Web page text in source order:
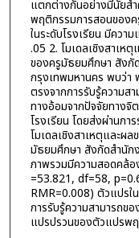
แตกต่างกันอย่างมีนัยส
พฤติกรรมการสอนของค
ในระดับโรงเรียน มีคว
.05 2. โมเดลเชิงสาเห
ของครูมัธยมศึกษา สังกั
กรุงเทพมหานคร พบว่า
ตรงจากการรับรู้ความส
ทางอ้อมจากปัจจัยทางจิ
โรงเรียน โดยส่งผ่านกา
โมเดลเชิงสาเหตุและผ
มัธยมศึกษา สังกัดสำนัก
ภาพรวมมีความสอดคล้
=53.821, df=58,
RMR=0.008) ตัวแปรใ
การรับรู้ความสามารถข
แปรปรวนของตัวแปรพ